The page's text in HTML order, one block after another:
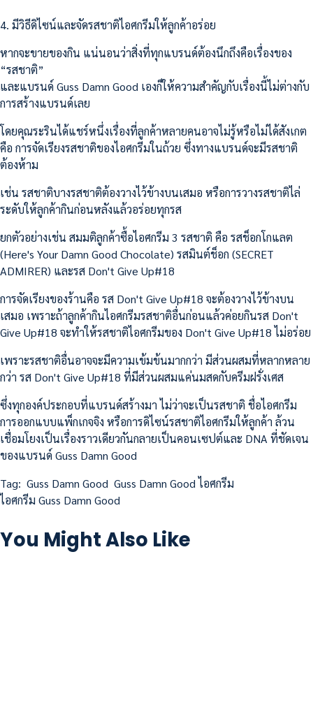
4. มีวิธีดิไซน์และจัดรสชาติไอศกรีมให้ลูกค้าอร่อย
หากจะขายของกิน แน่นอนว่าสิ่งที่ทุกแบรนด์ต้องนึกถึงคือเรื่องของ
“รสชาติ”
และแบรนด์ Guss Damn Good เองก็ให้ความสำคัญกับเรื่องนี้ไม่ต่างกับ
การสร้างแบรนด์เลย
โดยคุณระรินได้แชร์หนึ่งเรื่องที่ลูกค้าหลายคนอาจไม่รู้หรือไม่ได้สังเกต
คือ การจัดเรียงรสชาติของไอศกรีมในถ้วย ซึ่งทางแบรนด์จะมีรสชาติ
ต้องห้าม
เช่น รสชาติบางรสชาติต้องวางไว้ข้างบนเสมอ หรือการวางรสชาติไล่
ระดับให้ลูกค้ากินก่อนหลังแล้วอร่อยทุกรส
ยกตัวอย่างเช่น สมมติลูกค้าซื้อไอศกรีม 3 รสชาติ คือ รสช็อกโกแลต
(Here's Your Damn Good Chocolate) รสมินต์ช็อก (SECRET
ADMIRER) และรส Don't Give Up#18
การจัดเรียงของร้านคือ รส Don't Give Up#18 จะต้องวางไว้ข้างบน
เสมอ เพราะถ้าลูกค้ากินไอศกรีมรสชาติอื่นก่อนแล้วค่อยกินรส Don't
Give Up#18 จะทำให้รสชาติไอศกรีมของ Don't Give Up#18 ไม่อร่อย
เพราะรสชาติอื่นอาจจะมีความเข้มข้นมากกว่า มีส่วนผสมที่หลากหลาย
กว่า รส Don't Give Up#18 ที่มีส่วนผสมแค่นมสดกับครีมฝรั่งเศส
ซึ่งทุกองค์ประกอบที่แบรนด์สร้างมา ไม่ว่าจะเป็นรสชาติ ชื่อไอศกรีม
การออกแบบแพ็กเกจจิง หรือการดิไซน์รสชาติไอศกรีมให้ลูกค้า ล้วน
เชื่อมโยงเป็นเรื่องราวเดียวกันกลายเป็นคอนเซปต์และ DNA ที่ชัดเจน
ของแบรนด์ Guss Damn Good
Tag: Guss Damn Good Guss Damn Good ไอศกรีม
ไอศกรีม Guss Damn Good
You Might Also Like